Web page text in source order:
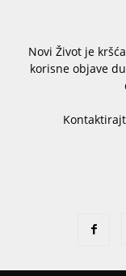
Novi Život je
korisne objave